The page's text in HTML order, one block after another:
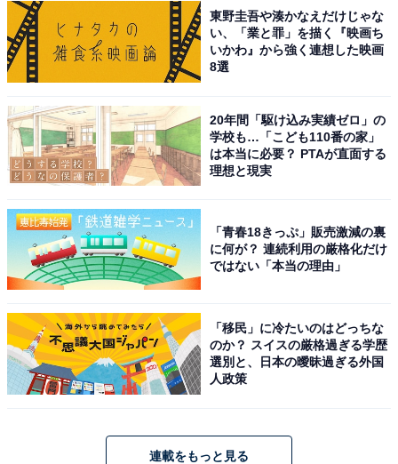
回答者からは「湯冷めしにくいナトリウム炭酸水素塩泉
に入ってみたいです！」（30代男性／群馬県）、「大自
然の中で入る温泉！という感じがして、そういう所に行
ったことが無いので、雪が頭に降り積もったりしながら
温泉を味わってみたいなと思ったから」（50代女性／愛
知県）、「奈良県の温泉の中でも 源泉かけ流し宣言をし
ている本格派の湯 として有名で、冬は雪や深い山々に囲
まれた静寂の風景と、柔らかい湯を楽しめるからです」
（60代女性／愛知県）といった声が集まりました。
次ページ 8位までのランキング結果を見る
東野圭吾や湊かなえだけじゃな
い、「業と罪」を描く『映画ち
いかわ』から強く連想した映画
8選
20年間「駆け込み実績ゼロ」の
学校も…「こども110番の家」
は本当に必要？ PTAが直面する
理想と現実
「青春18きっぷ」販売激減の裏
に何が？ 連続利用の厳格化だけ
ではない「本当の理由」
「移民」に冷たいのはどっちな
のか？ スイスの厳格過ぎる学歴
選別と、日本の曖昧過ぎる外国
人政策
連載をもっと見る